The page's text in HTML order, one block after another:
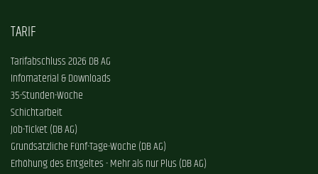
TARIF
Tarifabschluss 2026 DB AG
Infomaterial & Downloads
35-Stunden-Woche
Schichtarbeit
Job-Ticket (DB AG)
Grundsätzliche Fünf-Tage-Woche (DB AG)
Erhöhung des Entgeltes - Mehr als nur Plus (DB AG)